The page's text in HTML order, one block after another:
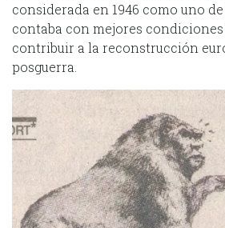
considerada en 1946 como uno
contaba con mejores
contribuir a la reconstrucción
posguerra.